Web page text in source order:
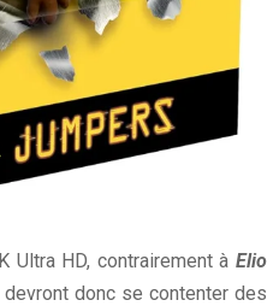
Ultra HD, contrairement à Elio
donc se contenter des